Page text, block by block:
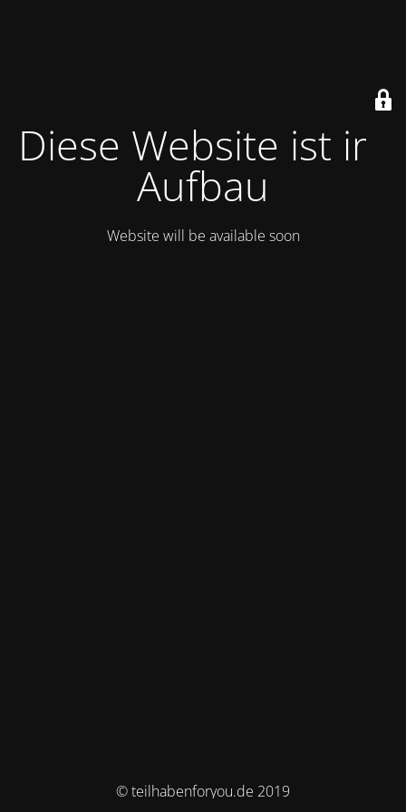
Diese Website ist im
Aufbau
Website will be available soon
© teilhabenforyou.de 2019